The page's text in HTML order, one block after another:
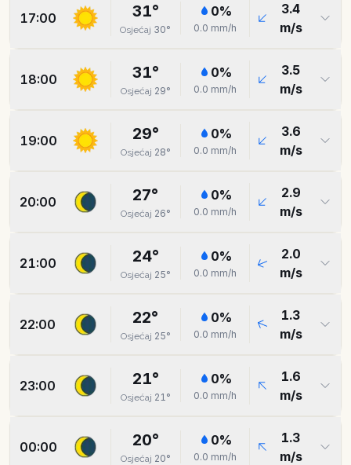
17:00 31°
Osjećaj 30°
0%
0.0 mm/h
3.4
m/s
18:00 31°
Osjećaj 29°
0%
0.0 mm/h
3.5
m/s
19:00 29°
Osjećaj 28°
0%
0.0 mm/h
3.6
m/s
20:00 27°
Osjećaj 26°
0%
0.0 mm/h
2.9
m/s
21:00 24°
Osjećaj 25°
0%
0.0 mm/h
2.0
m/s
22:00 22°
Osjećaj 25°
0%
0.0 mm/h
1.3
m/s
23:00 21°
Osjećaj 21°
0%
0.0 mm/h
1.6
m/s
00:00 20°
Osjećaj 20°
0%
0.0 mm/h
1.3
m/s